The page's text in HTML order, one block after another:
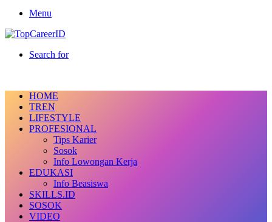
Menu
Search for
HOME
TREN
LIFESTYLE
PROFESIONAL
Tips Karier
Sosok
Info Lowongan Kerja
EDUKASI
Info Beasiswa
SKILLS.ID
SOSOK
VIDEO